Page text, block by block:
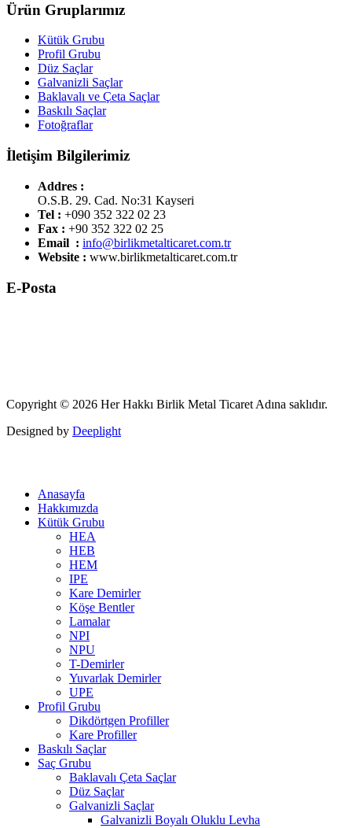
Ürün Gruplarımız
Kütük Grubu
Profil Grubu
Düz Saçlar
Galvanizli Saçlar
Baklavalı ve Çeta Saçlar
Baskılı Saçlar
Fotoğraflar
İletişim Bilgilerimiz
Addres :
O.S.B. 29. Cad. No:31 Kayseri
Tel : +090 352 322 02 23
Fax : +90 352 322 02 25
Email : info@birlikmetalticaret.com.tr
Website : www.birlikmetalticaret.com.tr
E-Posta
Copyright © 2026 Her Hakkı Birlik Metal Ticaret Adına saklıdır.
Designed by Deeplight
Anasayfa
Hakkımızda
Kütük Grubu
HEA
HEB
HEM
IPE
Kare Demirler
Köşe Bentler
Lamalar
NPI
NPU
T-Demirler
Yuvarlak Demirler
UPE
Profil Grubu
Dikdörtgen Profiller
Kare Profiller
Baskılı Saçlar
Saç Grubu
Baklavalı Çeta Saçlar
Düz Saçlar
Galvanizli Saçlar
Galvanizli Boyalı Oluklu Levha